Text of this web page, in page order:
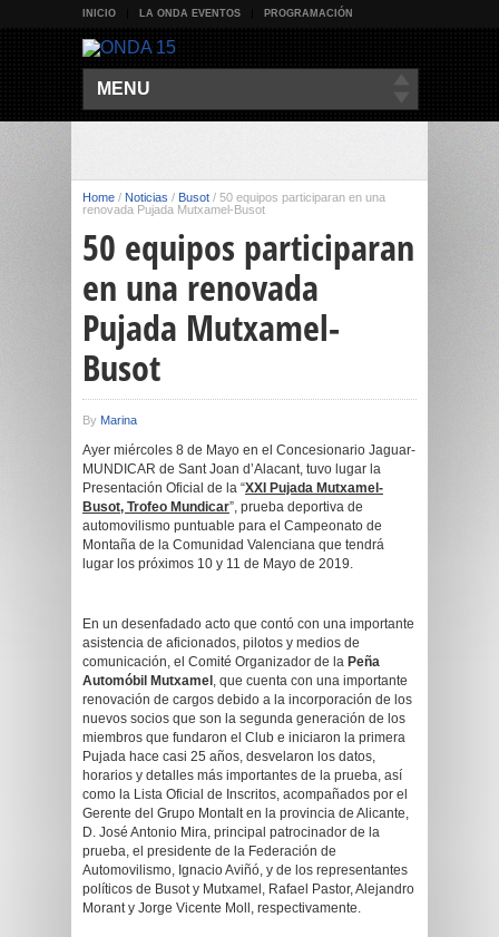
INICIO LA ONDA EVENTOS PROGRAMACIÓN
MENU
Home / Noticias / Busot / 50 equipos participaran en una
renovada Pujada Mutxamel-Busot
50 equipos participaran
en una renovada
Pujada Mutxamel-
Busot
By Marina
Ayer miércoles 8 de Mayo en el Concesionario Jaguar-
MUNDICAR de Sant Joan d’Alacant, tuvo lugar la
Presentación Oficial de la “XXI Pujada Mutxamel-
Busot, Trofeo Mundicar”, prueba deportiva de
automovilismo puntuable para el Campeonato de
Montaña de la Comunidad Valenciana que tendrá
lugar los próximos 10 y 11 de Mayo de 2019.
En un desenfadado acto que contó con una importante
asistencia de aficionados, pilotos y medios de
comunicación, el Comité Organizador de la Peña
Automóbil Mutxamel , que cuenta con una importante
renovación de cargos debido a la incorporación de los
nuevos socios que son la segunda generación de los
miembros que fundaron el Club e iniciaron la primera
Pujada hace casi 25 años, desvelaron los datos,
horarios y detalles más importantes de la prueba, así
como la Lista Oficial de Inscritos, acompañados por el
Gerente del Grupo Montalt en la provincia de Alicante,
D. José Antonio Mira, principal patrocinador de la
prueba, el presidente de la Federación de
Automovilismo, Ignacio Aviñó, y de los representantes
políticos de Busot y Mutxamel, Rafael Pastor, Alejandro
Morant y Jorge Vicente Moll, respectivamente.